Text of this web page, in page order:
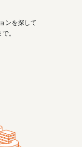
ンを探して
。